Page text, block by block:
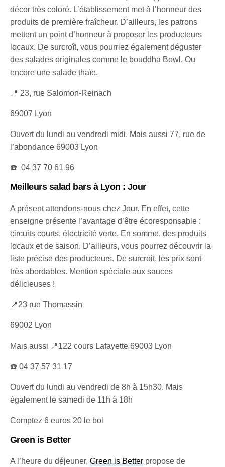
décor très coloré. L’établissement met à l’honneur des
produits de première fraîcheur. D’ailleurs, les patrons
mettent un point d’honneur à proposer les producteurs
locaux. De surcroît, vous pourriez également déguster
des salades originales comme le bouddha Bowl. Ou
encore une salade thaïe.
📍 23, rue Salomon-Reinach
69007 Lyon
Ouvert du lundi au vendredi midi. Mais aussi 77, rue de
l’abondance 69003 Lyon
☎️ 04 37 70 61 96
Meilleurs salad bars à Lyon : Jour
A présent attendons-nous chez Jour. En effet, cette
enseigne présente l’avantage d’être écoresponsable :
circuits courts, électricité verte. En somme, des produits
locaux et de saison. D’ailleurs, vous pourrez découvrir la
liste précise des producteurs. De surcroit, les prix sont
très abordables. Mention spéciale aux sauces
délicieuses !
📍23 rue Thomassin
69002 Lyon
Mais aussi 📍122 cours Lafayette 69003 Lyon
☎️ 04 37 57 31 17
Ouvert du lundi au vendredi de 8h à 15h30. Mais
également le samedi de 11h à 18h
Comptez 6 euros 20 le bol
Green is Better
A l’heure du déjeuner,Green is Better propose de